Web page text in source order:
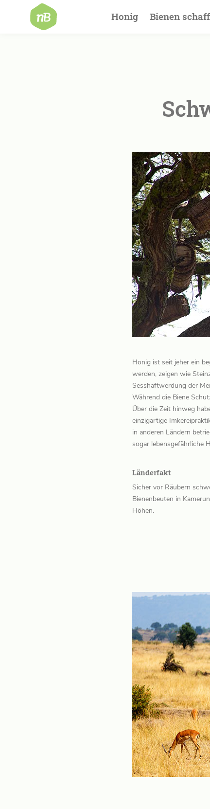
Honig Bienen
Honig ist seit jeher ein
werden, zeigen wie
Sesshaftwerdung der
Während die Biene
Über die Zeit hinweg
einzigartige
in anderen Ländern
sogar lebensgefährliche
Länderfakt
Sicher vor Räubern
Bienenbeuten in
Höhen.